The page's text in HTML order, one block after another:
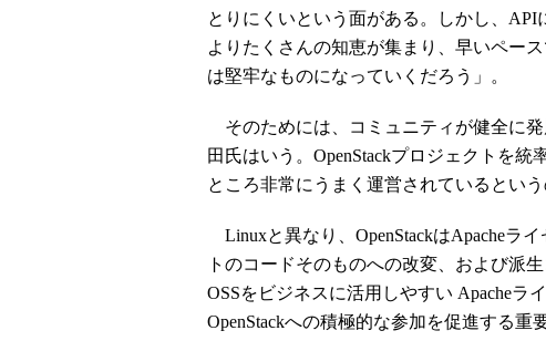
とりにくいという面がある。しかし、
よりたくさんの知恵が集まり、早いペー
は堅牢なものになっていくだろう」。
そのためには、コミュニティが健全に
田氏はいう。OpenStackプロジェクトを統
ところ非常にうまく運営されているという
Linuxと異なり、OpenStackはApacheラ
トのコードそのものへの改変、および派
OSSをビジネスに活用しやすい Apacheラ
OpenStackへの積極的な参加を促進する重